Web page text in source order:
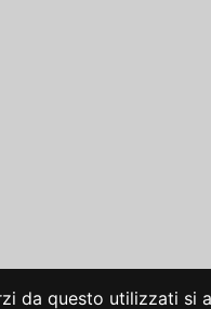
da questo utilizzati si